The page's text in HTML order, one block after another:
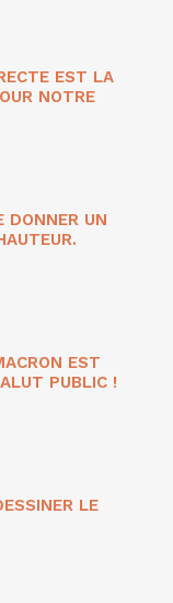
EST LA
NOTRE
DONNER UN
EST
PUBLIC !
LE